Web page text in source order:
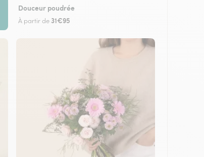
Douceur poudrée
À partir de 31€95